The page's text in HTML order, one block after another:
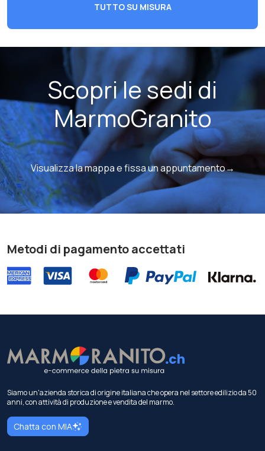
TUTTO SU MISURA
Scopri le sedi di
MarmoGranito
Visualizza la mappa e fissa un appuntamento→
Metodi di pagamento accettati
Siamo un'azienda storica di origine italiana che opera nel settore edilizio da 50
anni, con attività di produzione e vendita del marmo.
Chatta con MIA